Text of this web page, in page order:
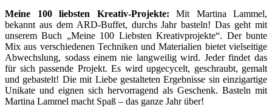
Meine 100 liebsten Kreativ-Projekte: Mit Martina Lammel,
bekannt aus dem ARD-Buffet, durchs Jahr basteln! Das geht mit
unserem Buch „Meine 100 Liebsten Kreativprojekte“. Der bunte
Mix aus verschiedenen Techniken und Materialien bietet vielseitige
Abwechslung, sodass einem nie langweilig wird. Jeder findet das
für sich passende Projekt. Es wird upgecycelt, geschraubt, gemalt
und gebastelt! Die mit Liebe gestalteten Ergebnisse sin einzigartige
Unikate und eignen sich hervorragend als Geschenk. Basteln mit
Martina Lammel macht Spaß – das ganze Jahr über!